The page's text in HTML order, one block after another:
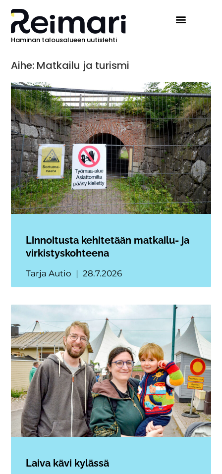
Haminan talousalueen uutislehti
Aihe: Matkailu ja turismi
Linnoitusta kehitetään matkailu- ja
virkistyskohteena
Tarja Autio 28.7.2026
Laiva kävi kylässä